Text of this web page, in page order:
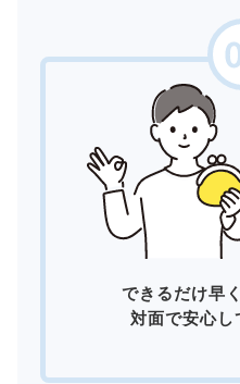
できるだけ早
対面で安心し